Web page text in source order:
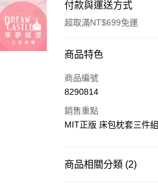
付款與運送方式
超取滿NT$699免運
付款方式
信用卡一次付款
LINE Pay
街口支付
商品特色
商品編號
8290814
銷售重點
MIT正版 床包枕套三件組
商品相關分類 (2)